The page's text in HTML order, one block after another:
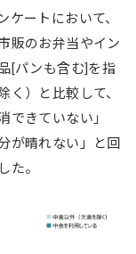
ケートにおいて、
販のお弁当やイン
[パンも含む]を指
）と比較して、
できていない」
が晴れない」と回
。